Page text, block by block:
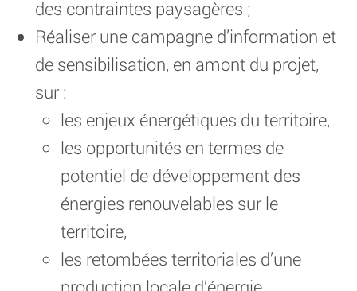
des contraintes paysagères ;
Réaliser une campagne d’information et
de sensibilisation, en amont du projet,
sur :
les enjeux énergétiques du territoire,
les opportunités en termes de
potentiel de développement des
énergies renouvelables sur le
territoire,
les retombées territoriales d’une